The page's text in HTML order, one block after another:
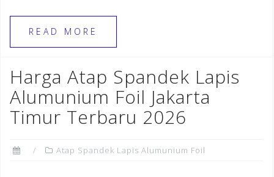
c
e
b
o
o
k
e
gr
a
m
te
e
st
READ MORE
Harga Atap Spandek Lapis
Alumunium Foil Jakarta
Timur Terbaru 2026
Atap Spandek Lapis Alumunium Foil